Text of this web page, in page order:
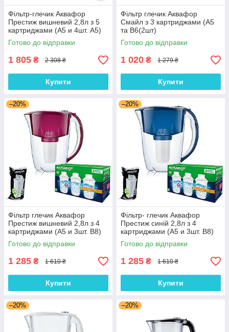
Фільтр-глечик Аквафор
Престиж вишневий 2,8л з 5
картриджами (А5 и 4шт. A5)
Готово до відправки
1 805 ₴ 2 308 ₴
Купити
Фільтр глечик Аквафор
Смайл з 3 картриджами (А5
та В6(2шт)
Готово до відправки
1 020 ₴ 1 279 ₴
Купити
–20%
Фільтр глечик Аквафор
Престиж вишневий 2,8л з 4
картриджами (А5 и 3шт. В8)
Готово до відправки
1 285 ₴ 1 610 ₴
Купити
–20%
Фільтр- глечик Аквафор
Престиж синій 2,8л з 4
картриджами (А5 и 3шт. В8)
Готово до відправки
1 285 ₴ 1 610 ₴
Купити
–20% –20%